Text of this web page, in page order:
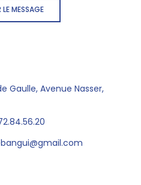
LE MESSAGE
Gaulle, Avenue Nasser,